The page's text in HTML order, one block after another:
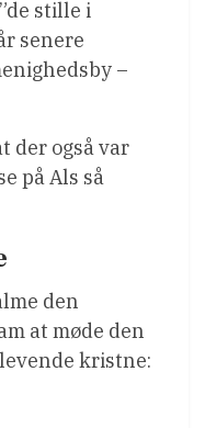
stille i
senere
–
der også var
på Als så
den
at møde den
kristne: